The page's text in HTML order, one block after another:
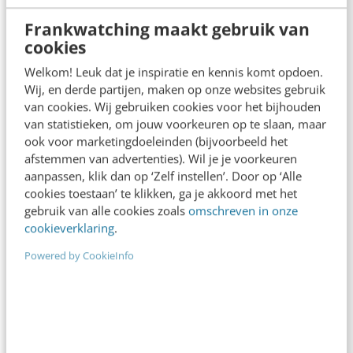
Frankwatching maakt gebruik van
cookies
Welkom! Leuk dat je inspiratie en kennis komt opdoen.
Wij, en derde partijen, maken op onze websites gebruik
van cookies. Wij gebruiken cookies voor het bijhouden
van statistieken, om jouw voorkeuren op te slaan, maar
ook voor marketingdoeleinden (bijvoorbeeld het
afstemmen van advertenties). Wil je je voorkeuren
aanpassen, klik dan op ‘Zelf instellen’. Door op ‘Alle
cookies toestaan’ te klikken, ga je akkoord met het
gebruik van alle cookies zoals omschreven in onze
cookieverklaring.
Powered by CookieInfo
artikelen, infographics, video’s en podcasts op
het blog.
Bekijk Blog arrow_forward
new_releases